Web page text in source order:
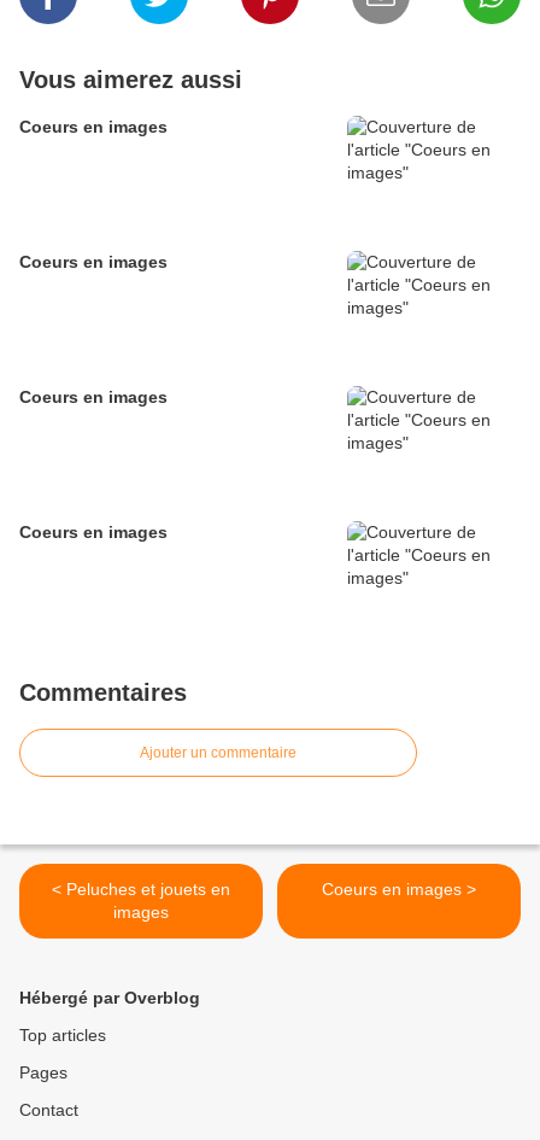
Vous aimerez aussi
Coeurs en images
Coeurs en images
Coeurs en images
Coeurs en images
Commentaires
Ajouter un commentaire
< Peluches et jouets en
images
Coeurs en images >
Hébergé par Overblog
Top articles
Pages
Contact